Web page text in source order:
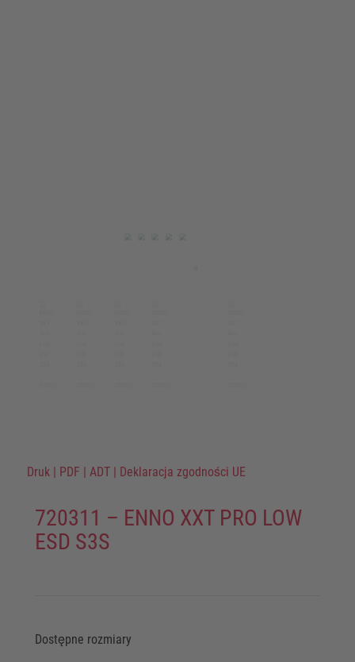
Druk | PDF | ADT | Deklaracja zgodności UE
720311 – ENNO XXT PRO LOW
ESD S3S
Dostępne rozmiary